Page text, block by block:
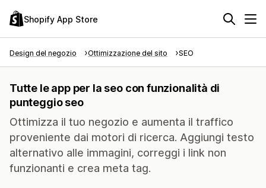
Shopify App Store
Design del negozio Ottimizzazione del sito SEO
Tutte le app per la seo con funzionalità di
punteggio seo
Ottimizza il tuo negozio e aumenta il traffico
proveniente dai motori di ricerca. Aggiungi testo
alternativo alle immagini, correggi i link non
funzionanti e crea meta tag.